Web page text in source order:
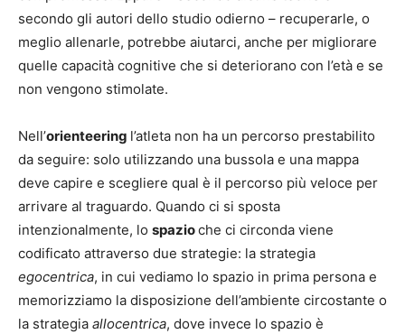
secondo gli autori dello studio odierno – recuperarle, o
meglio allenarle, potrebbe aiutarci, anche per migliorare
quelle capacità cognitive che si deteriorano con l’età e se
non vengono stimolate.
Nell’orienteering l’atleta non ha un percorso prestabilito
da seguire: solo utilizzando una bussola e una mappa
deve capire e scegliere qual è il percorso più veloce per
arrivare al traguardo. Quando ci si sposta
intenzionalmente, lo spazioche ci circonda viene
codificato attraverso due strategie: la strategia
egocentrica, in cui vediamo lo spazio in prima persona e
memorizziamo la disposizione dell’ambiente circostante o
la strategia allocentrica, dove invece lo spazio è